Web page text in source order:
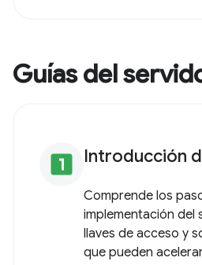
Guías del
looks_one Introducción
Comprende los
implementación del
llaves de acceso y
que pueden